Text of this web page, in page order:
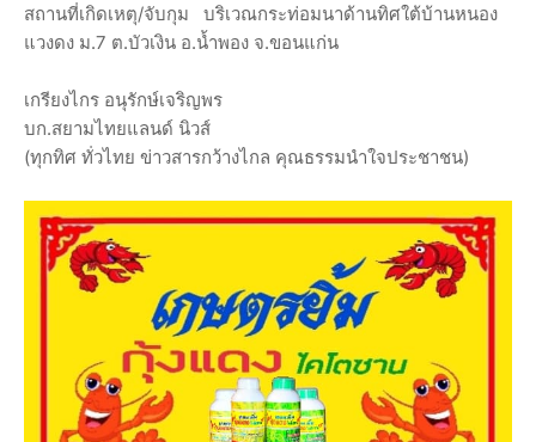
สถานที่เกิดเหตุ/จับกุม บริเวณกระท่อมนาด้านทิศใต้บ้านหนอง
แวงดง ม.7 ต.บัวเงิน อ.น้ำพอง จ.ขอนแก่น
เกรียงไกร อนุรักษ์เจริญพร
บก.สยามไทยแลนด์ นิวส์
(ทุกทิศ ทั่วไทย ข่าวสารกว้างไกล คุณธรรมนำใจประชาชน)